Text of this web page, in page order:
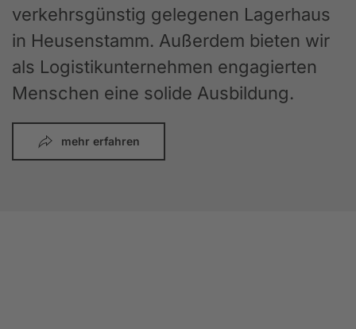
verkehrsgünstig gelegenen Lagerhaus
in Heusenstamm. Außerdem bieten wir
als Logistikunternehmen engagierten
Menschen eine solide Ausbildung.
mehr erfahren